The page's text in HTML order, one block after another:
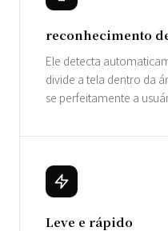
reconhecimento
Ele detecta
divide a tela dentro da
se perfeitamente a
Leve e rápido